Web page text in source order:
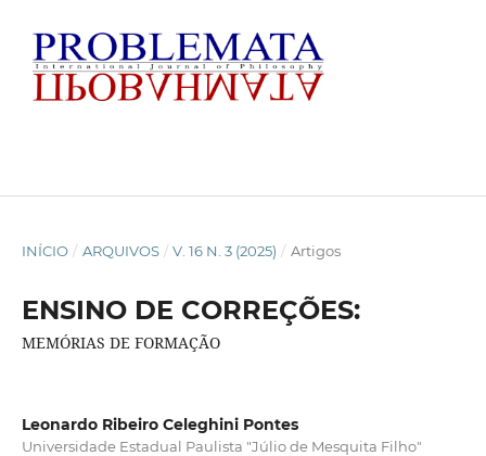
INÍCIO / ARQUIVOS / V. 16 N. 3 (2025) / Artigos
ENSINO DE CORREÇÕES:
MEMÓRIAS DE FORMAÇÃO
Leonardo Ribeiro Celeghini Pontes
Universidade Estadual Paulista "Júlio de Mesquita Filho"